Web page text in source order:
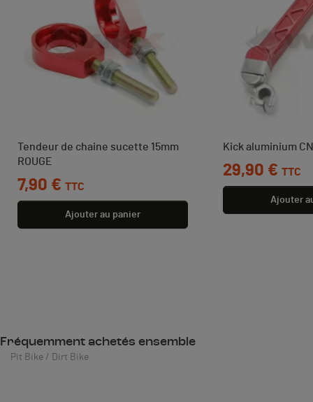
Tendeur de chaine sucette 15mm
ROUGE
Prix
7,90 € TTC
Ajouter au panier
Kick aluminium
Prix
29,90 € TTC
Ajouter
Fréquemment achetés ensemble
Pit Bike / Dirt Bike